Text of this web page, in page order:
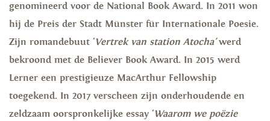
genomineerd voor de National Book Award. In 2011 won
hij de Preis der Stadt Münster für Internationale Poesie.
Zijn romandebuut 'Vertrek van station Atocha'werd
bekroond met de Believer Book Award. In 2015 werd
Lerner een prestigieuze MacArthur Fellowship
toegekend. In 2017 verscheen zijn onderhoudende en
zeldzaam oorspronkelijke essay 'Waarom we poëzie